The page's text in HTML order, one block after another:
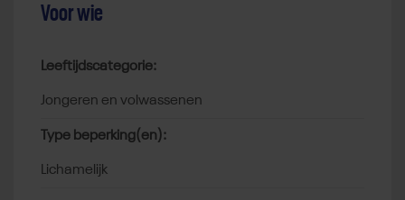
Voor wie
Leeftijdscategorie:
jongeren en volwassenen
Type beperking(en):
lichamelijk